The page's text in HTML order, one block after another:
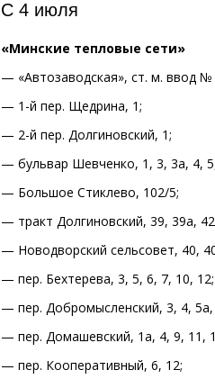
С 4 июля
«Минские тепловые сети»
— «Автозаводская», ст. м. ввод №
— 1-й пер. Щедрина, 1;
— 2-й пер. Долгиновский, 1;
— бульвар Шевченко, 1, 3, 3а, 4,
— Большое Стиклево, 102/5;
— тракт Долгиновский, 39, 39а,
— Новодворский сельсовет, 40,
— пер. Бехтерева, 3, 5, 6, 7, 10, 12;
— пер. Добромысленский, 3, 4, 5а,
— пер. Домашевский, 1а, 4, 9, 11,
— пер. Кооперативный, 6, 12;